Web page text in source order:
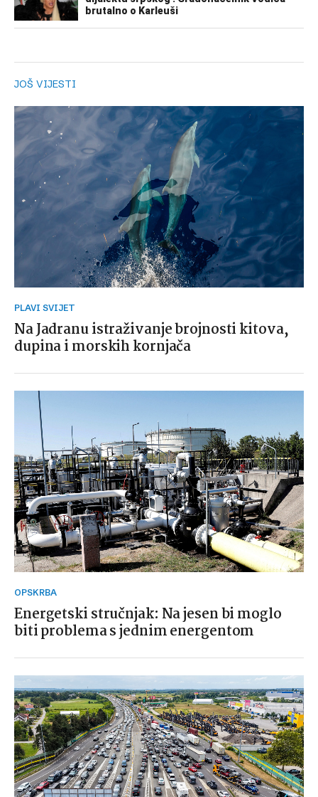
JOŠ VIJESTI
PLAVI SVIJET
Na Jadranu istraživanje brojnosti kitova,
dupina i morskih kornjača
OPSKRBA
Energetski stručnjak: Na jesen bi moglo
biti problema s jednim energentom